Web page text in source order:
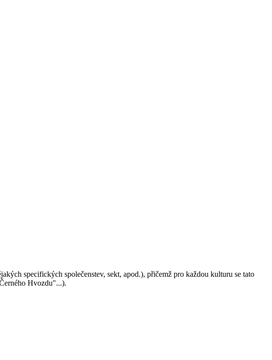
specifických společenstev, sekt, apod.), přičemž pro každou kulturu se tato
Hvozdu"...).